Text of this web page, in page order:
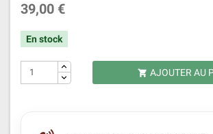
39,00 €
En stock
 AJOUTER AU